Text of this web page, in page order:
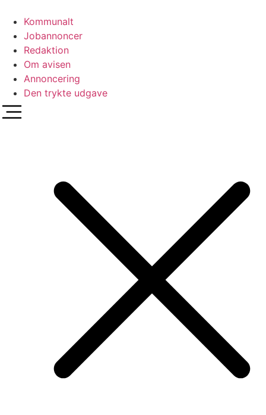
indhold
Kommunalt
Jobannoncer
Redaktion
Om avisen
Annoncering
Den trykte udgave